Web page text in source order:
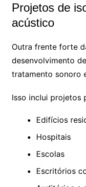
Projetos de
acústico
Outra frente forte
desenvolvimento
tratamento sonoro
Isso inclui projetos
Edifícios
Hospitais
Escolas
Escritórios